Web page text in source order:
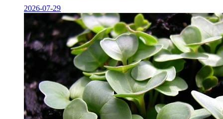
2026-07-29